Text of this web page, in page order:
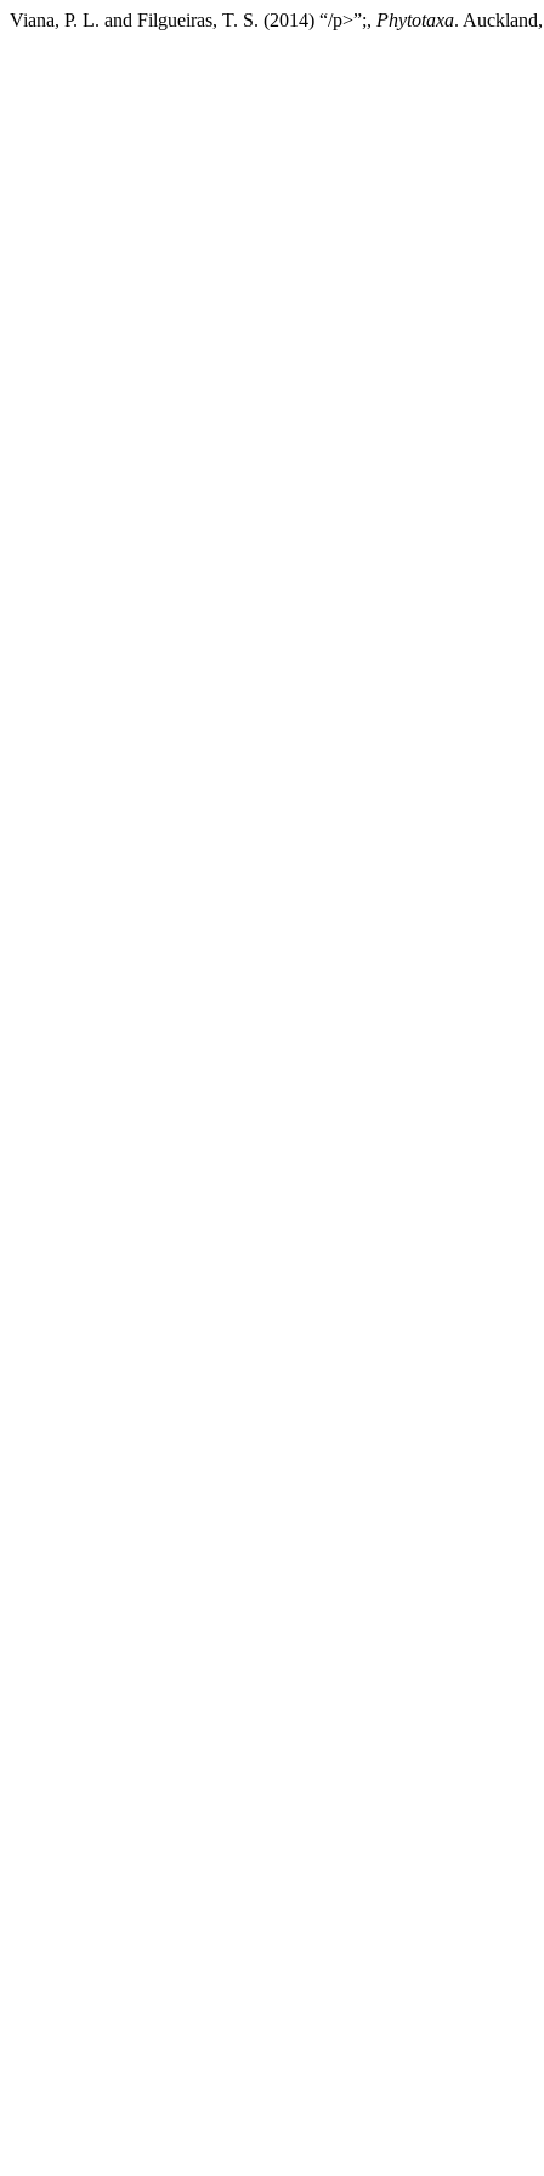
Viana, P. L. and Filgueiras, T. S. (2014) “/p>”;, Phytotaxa.